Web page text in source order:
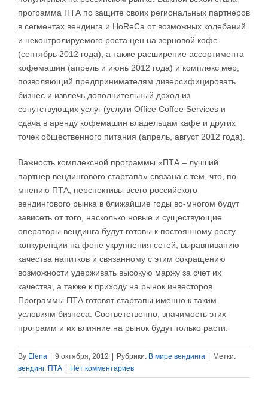
программа ПТА по защите своих региональных партнеров
в сегментах вендинга и HoReCa от возможных колебаний
и неконтролируемого роста цен на зерновой кофе
(сентябрь 2012 года), а также расширение ассортимента
кофемашин (апрель и июнь 2012 года) и комплекс мер,
позволяющий предпринимателям диверсифицировать
бизнес и извлечь дополнительный доход из
сопутствующих услуг (услуги Office Coffee Services и
сдача в аренду кофемашин владельцам кафе и других
точек общественного питания (апрель, август 2012 года).
Важность комплексной программы «ПТА – лучший
партнер вендингового стартапа» связана с тем, что, по
мнению ПТА, перспективы всего российского
вендингового рынка в ближайшие годы во-многом будут
зависеть от того, насколько новые и существующие
операторы вендинга будут готовы к постоянному росту
конкуренции на фоне укрупнения сетей, выравниванию
качества напитков и связанному с этим сокращению
возможности удерживать высокую маржу за счет их
качества, а также к приходу на рынок инвесторов.
Программы ПТА готовят стартапы именно к таким
условиям бизнеса. Соответственно, значимость этих
программ и их влияние на рынок будут только расти.
By Elena 9 октября, 2012 Рубрики: В мире вендинга
Метки:
вендинг, ПТА Нет комментариев